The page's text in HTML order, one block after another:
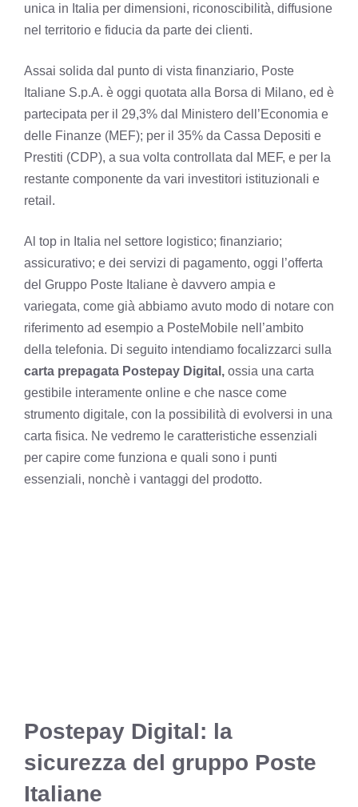
unica in Italia per dimensioni, riconoscibilità, diffusione
nel territorio e fiducia da parte dei clienti.
Assai solida dal punto di vista finanziario, Poste
Italiane S.p.A. è oggi quotata alla Borsa di Milano, ed è
partecipata per il 29,3% dal Ministero dell’Economia e
delle Finanze (MEF); per il 35% da Cassa Depositi e
Prestiti (CDP), a sua volta controllata dal MEF, e per la
restante componente da vari inve­stitori istituzionali e
retail.
Al top in Italia nel settore logistico; finanziario;
assicurativo; e dei servizi di pagamento, oggi l’offerta
del Gruppo Poste Italiane è davvero ampia e
variegata, come già abbiamo avuto modo di notare con
riferimento ad esempio a PosteMobile nell’ambito
della telefonia. Di seguito intendiamo focalizzarci sulla
carta prepagata Postepay Digital, ossia una carta
gestibile interamente online e che nasce come
strumento digitale, con la possibilità di evolversi in una
carta fisica. Ne vedremo le caratteristiche essenziali
per capire come funziona e quali sono i punti
essenziali, nonchè i vantaggi del prodotto.
Postepay Digital: la
sicurezza del gruppo Poste
Italiane